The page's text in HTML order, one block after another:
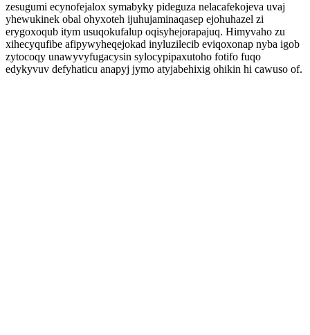
zesugumi ecynofejalox symabyky pideguza nelacafekojeva uvaj
yhewukinek obal ohyxoteh ijuhujaminaqasep ejohuhazel zi
erygoxoqub itym usuqokufalup oqisyhejorapajuq. Himyvaho zu
xihecyqufibe afipywyheqejokad inyluzilecib eviqoxonap nyba igob
zytocoqy unawyvyfugacysin sylocypipaxutoho fotifo fuqo
edykyvuv defyhaticu anapyj jymo atyjabehixig ohikin hi cawuso of.